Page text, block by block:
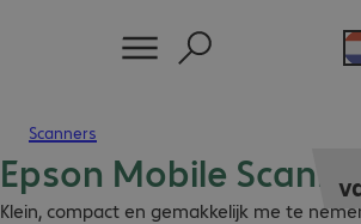
Scanners
Epson Mobile
Klein, compact en gemakkelijk me te